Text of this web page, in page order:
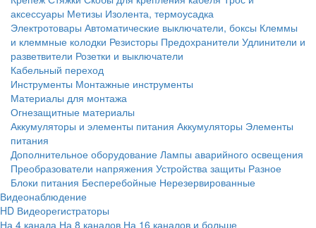
аксессуары Метизы Изолента, термоусадка
Электротовары Автоматические выключатели, боксы Клеммы
и клеммные колодки Резисторы Предохранители Удлинители и
разветвители Розетки и выключатели
Кабельный переход
Инструменты Монтажные инструменты
Материалы для монтажа
Огнезащитные материалы
Аккумуляторы и элементы питания Аккумуляторы Элементы
питания
Дополнительное оборудование Лампы аварийного освещения
Преобразователи напряжения Устройства защиты Разное
Блоки питания Бесперебойные Нерезервированные
Видеонаблюдение
HD Видеорегистраторы
На 4 канала На 8 каналов На 16 каналов и больше